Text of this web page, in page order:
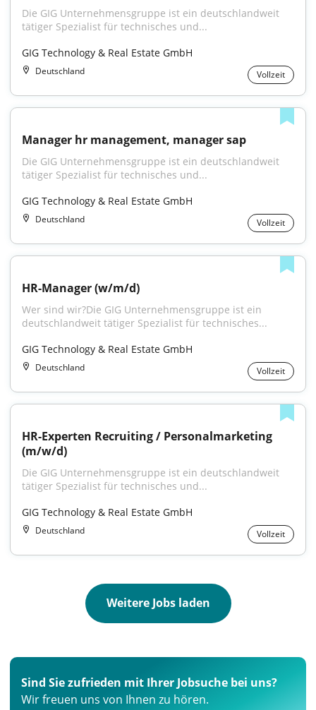
Die GIG Unternehmensgruppe ist ein deutschlandweit
tätiger Spezialist für technisches und...
GIG Technology & Real Estate GmbH
Deutschland Vollzeit
Manager hr management, manager sap
Die GIG Unternehmensgruppe ist ein deutschlandweit
tätiger Spezialist für technisches und...
GIG Technology & Real Estate GmbH
Deutschland Vollzeit
HR-Manager (w/m/d)
Wer sind wir?Die GIG Unternehmensgruppe ist ein
deutschlandweit tätiger Spezialist für technisches...
GIG Technology & Real Estate GmbH
Deutschland Vollzeit
HR-Experten Recruiting / Personalmarketing
(m/w/d)
Die GIG Unternehmensgruppe ist ein deutschlandweit
tätiger Spezialist für technisches und...
GIG Technology & Real Estate GmbH
Deutschland Vollzeit
Weitere Jobs laden
Sind Sie zufrieden mit Ihrer Jobsuche bei uns?
Wir freuen uns von Ihnen zu hören.